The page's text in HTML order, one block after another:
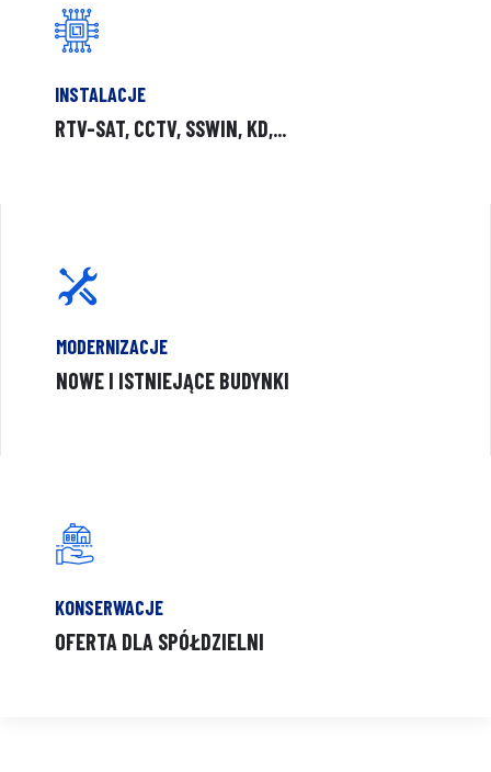
INSTALACJE
RTV-SAT, CCTV, SSWIN, KD,...
MODERNIZACJE
NOWE I ISTNIEJĄCE BUDYNKI
KONSERWACJE
OFERTA DLA SPÓŁDZIELNI